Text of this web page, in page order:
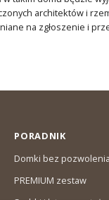
architektów i
na zgłoszenie i
PORADNIK
Domki bez pozwolenia
PREMIUM zestaw